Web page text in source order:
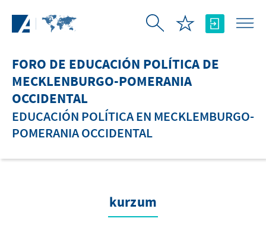
FORO DE EDUCACIÓN POLÍTICA DE
MECKLENBURGO-POMERANIA
OCCIDENTAL
EDUCACIÓN POLÍTICA EN MECKLEMBURGO-
POMERANIA OCCIDENTAL
kurzum